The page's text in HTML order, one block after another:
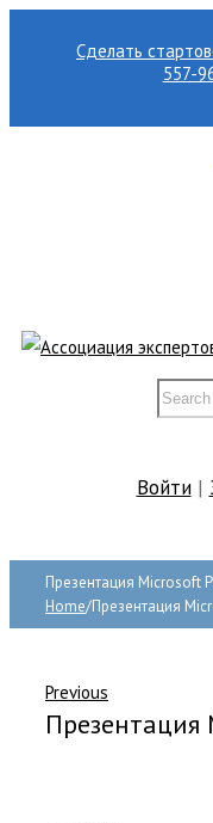
Сделать
557-
Войти|
Презентация Microsoft
Home/Презентация
Previous